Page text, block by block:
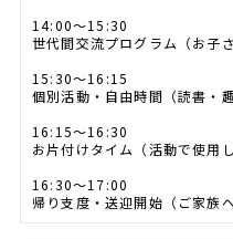
14:00〜15:30
世代間交流プログラム（お子
15:30〜16:15
個別活動・自由時間（読書・
16:15〜16:30
お片付けタイム（活動で使用
16:30〜17:00
帰り支度・送迎開始（ご家族